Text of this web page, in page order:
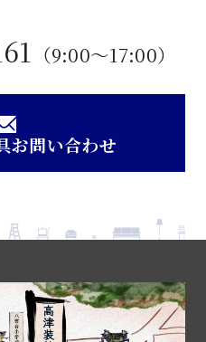
（9:00〜17:00）
お問い合わせ